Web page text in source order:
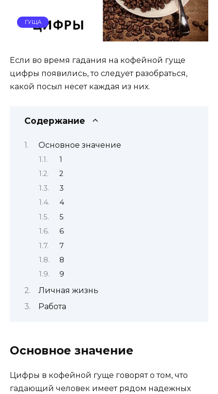
ГУЩА
Если во время гадания на кофейной гуще
цифры появились, то следует разобраться,
какой посыл несет каждая из них.
Содержание
Основное значение
1
2
3
4
5
6
7
8
9
Личная жизнь
Работа
Основное значение
Цифры в кофейной гуще говорят о том, что
гадающий человек имеет рядом надежных